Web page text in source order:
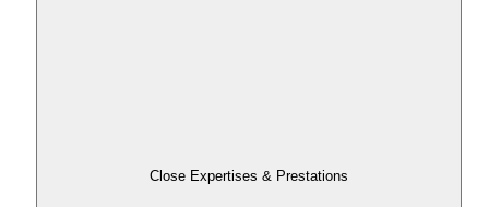
Close Expertises & Prestations